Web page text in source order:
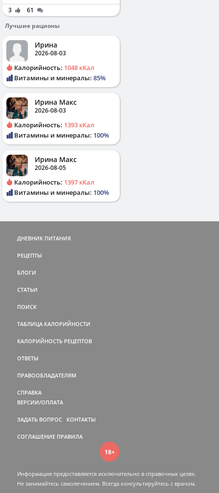
3
61
Лучшие рационы
Ирина
2026-08-03
Калорийность: 1048 кКал
Витамины и минералы: 85%
Ирина Макс
2026-08-03
Калорийность: 1393 кКал
Витамины и минералы: 100%
Ирина Макс
2026-08-05
Калорийность: 1397 кКал
Витамины и минералы: 100%
ДНЕВНИК ПИТАНИЯ
РЕЦЕПТЫ
БЛОГИ
СТАТЬИ
ПОИСК
ТАБЛИЦА КАЛОРИЙНОСТИ
КАЛОРИЙНОСТЬ РЕЦЕПТОВ
ОТВЕТЫ
ПРАВООБЛАДАТЕЛЯМ
СПРАВКА
ВЕРСИИ/ОПЛАТА
ЗАДАТЬ ВОПРОС КОНТАКТЫ
СОГЛАШЕНИЕ ПРАВИЛА
18+
Информация предоставляется исключительно в справочных целях.
Не занимайтесь самолечением. Всегда консультируйтесь c врачом.